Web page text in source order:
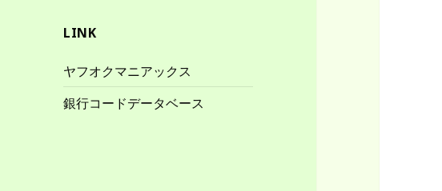
LINK
ヤフオクマニアックス
銀行コードデータベース